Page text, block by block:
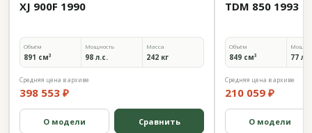
XJ 900F 1990
Объём
891 см³
Мощность
98 л.с.
Масса
242 кг
Средняя цена в архиве
398 553 ₽
О модели Сравнить
TDM 850 1993
Объём
849 см³ 77
Средняя цена в архиве
210 059 ₽
О модели